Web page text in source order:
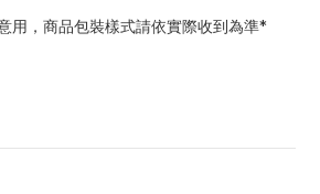
用，商品包裝樣式請依實際收到為準*